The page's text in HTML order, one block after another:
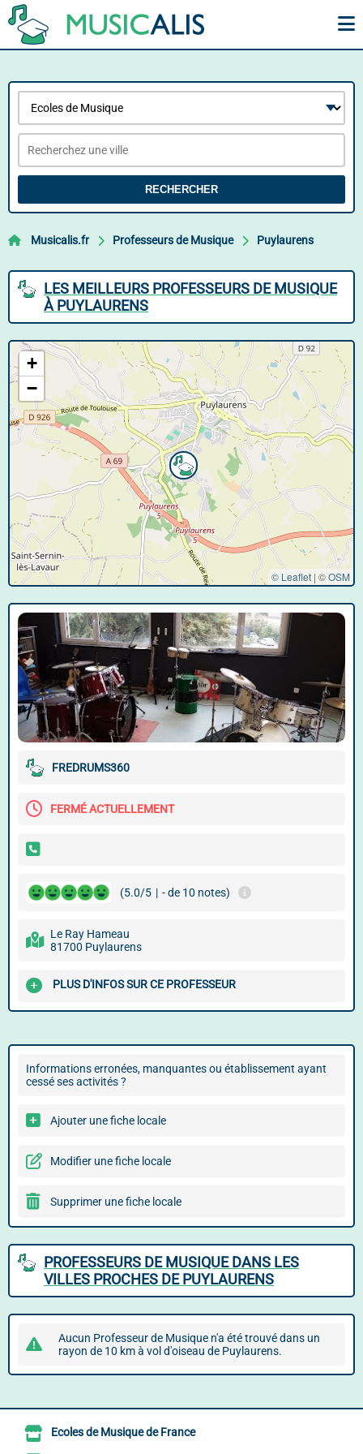
RECHERCHER
Musicalis.fr Professeurs de Musique Puylaurens
LES MEILLEURS PROFESSEURS DE MUSIQUE
À PUYLAURENS
+
−
© Leaflet | ©OSM
FREDRUMS360
FERMÉ ACTUELLEMENT
(5.0/5 | - de 10 notes)
Le Ray Hameau
81700 Puylaurens
PLUS D'INFOS SUR CE PROFESSEUR
Informations erronées, manquantes ou établissement ayant
cessé ses activités ?
Ajouter une fiche locale
Modifier une fiche locale
Supprimer une fiche locale
PROFESSEURS DE MUSIQUE DANS LES
VILLES PROCHES DE PUYLAURENS
Aucun Professeur de Musique n'a été trouvé dans un
rayon de 10 km à vol d'oiseau de Puylaurens.
Ecoles de Musique de France